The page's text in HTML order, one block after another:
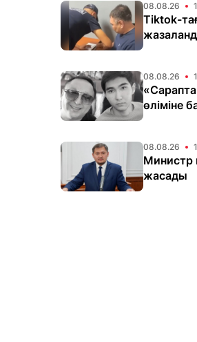
08.08.26
Tiktok-
08.08.26
өліміне
08.08.26
Министр
жасады